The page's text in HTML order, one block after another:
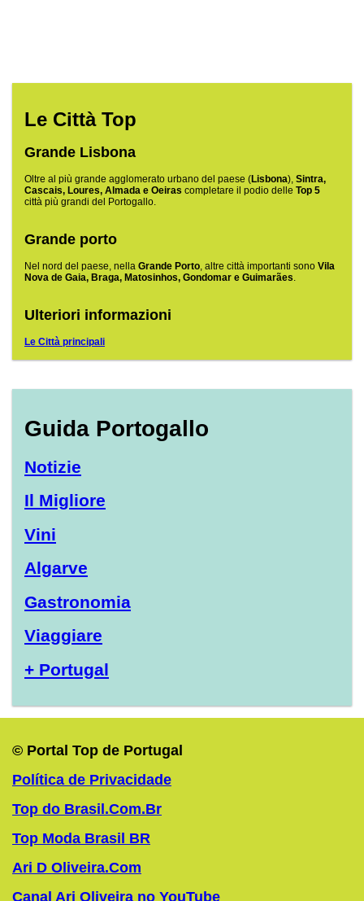
Le Città Top
Grande Lisbona
Oltre al più grande agglomerato urbano del paese (Lisbona), Sintra,
Cascais, Loures, Almada e Oeiras completare il podio delle Top 5
città più grandi del Portogallo.
Grande porto
Nel nord del paese, nella Grande Porto , altre città importanti sono Vila
Nova de Gaia, Braga, Matosinhos, Gondomar e Guimarães
Ulteriori informazioni
Le Città principali
Guida Portogallo
Notizie
Il Migliore
Vini
Algarve
Gastronomia
Viaggiare
+ Portugal
© Portal Top de Portugal
Política de Privacidade
Top do Brasil.Com.Br
Top Moda Brasil BR
Ari D Oliveira.Com
Canal Ari Oliveira no YouTube